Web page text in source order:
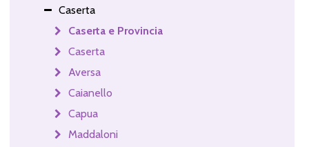
Caserta
Caserta e Provincia
Caserta
Aversa
Caianello
Capua
Maddaloni